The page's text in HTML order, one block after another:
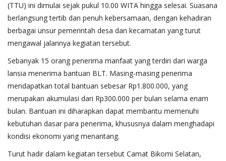
(TTU) ini dimulai sejak pukul 10.00 WITA hingga selesai. Suasana
berlangsung tertib dan penuh kebersamaan, dengan kehadiran
berbagai unsur pemerintah desa dan kecamatan yang turut
mengawal jalannya kegiatan tersebut.
Sebanyak 15 orang penerima manfaat yang terdiri dari warga
lansia menerima bantuan BLT. Masing-masing penerima
mendapatkan total bantuan sebesar Rp1.800.000, yang
merupakan akumulasi dari Rp300.000 per bulan selama enam
bulan. Bantuan ini diharapkan dapat membantu memenuhi
kebutuhan dasar para penerima, khususnya dalam menghadapi
kondisi ekonomi yang menantang.
Turut hadir dalam kegiatan tersebut Camat Bikomi Selatan,